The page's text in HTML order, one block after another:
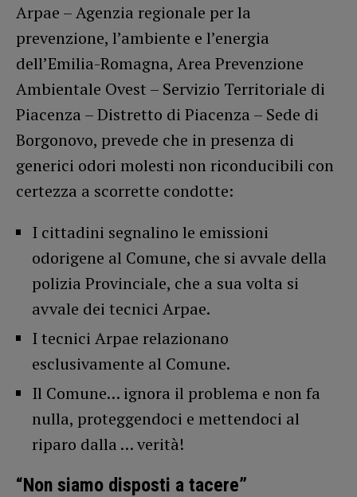
Arpae – Agenzia regionale per la
prevenzione, l’ambiente e l’energia
dell’Emilia-Romagna, Area Prevenzione
Ambientale Ovest – Servizio Territoriale di
Piacenza – Distretto di Piacenza – Sede di
Borgonovo, prevede che in presenza di
generici odori molesti non riconducibili con
certezza a scorrette condotte:
I cittadini segnalino le emissioni
odorigene al Comune, che si avvale della
polizia Provinciale, che a sua volta si
avvale dei tecnici Arpae.
I tecnici Arpae relazionano
esclusivamente al Comune.
Il Comune… ignora il problema e non fa
nulla, proteggendoci e mettendoci al
riparo dalla … verità!
“Non siamo disposti a tacere”